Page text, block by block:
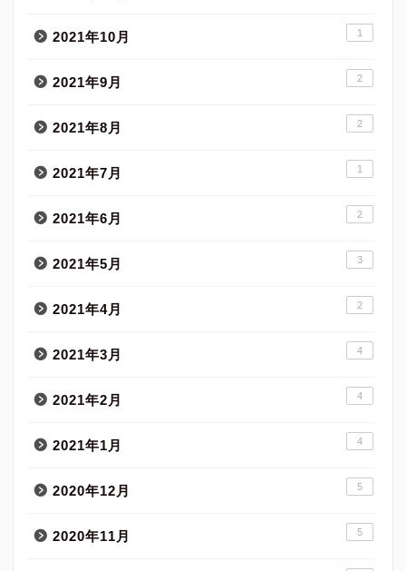
2021年10月 1
2021年9月 2
2021年8月 2
2021年7月 1
2021年6月 2
2021年5月 3
2021年4月 2
2021年3月 4
2021年2月 4
2021年1月 4
2020年12月 5
2020年11月 5